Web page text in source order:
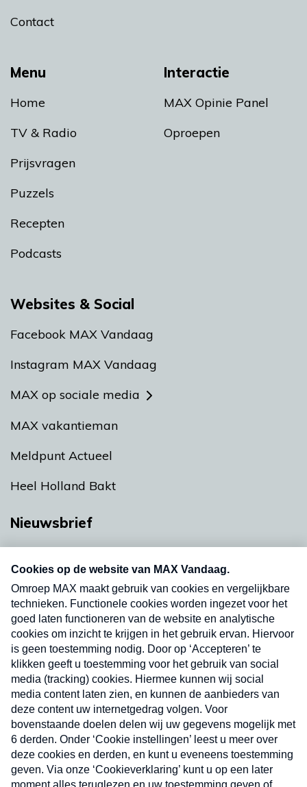
Menu
Home
TV & Radio
Prijsvragen
Puzzels
Recepten
Podcasts
Interactie
MAX Opinie Panel
Oproepen
Contact
Websites & Social
Facebook MAX Vandaag
Instagram MAX Vandaag
MAX op sociale media
MAX vakantieman
Meldpunt Actueel
Heel Holland Bakt
Nieuwsbrief
nieuwsbrief. Elke vrijdag- en dinsdagochtend in
uw mailbox.
Verzend
Nieuwsbrief
Neem hier een gratis abonnement op onze